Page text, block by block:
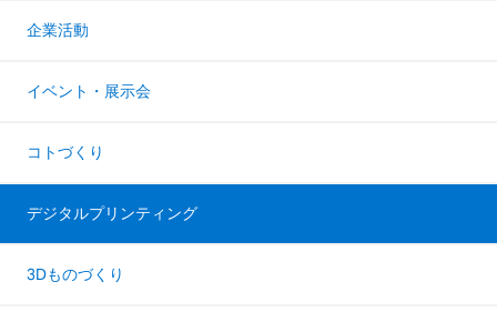
企業活動
イベント・展示会
コトづくり
デジタルプリンティング
3Dものづくり